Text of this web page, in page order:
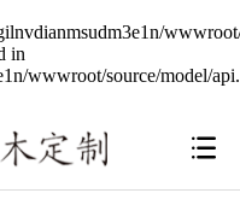
in
wwwroot/source/model/